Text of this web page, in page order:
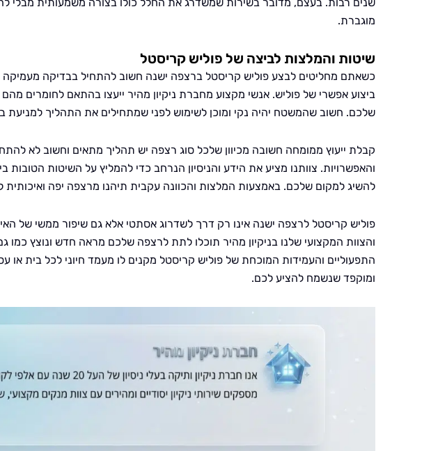
מוגברת.
שיטות והמלצות לביצה של פוליש קריסטל
כשאתם מחליטים לבצע פוליש קריסטל ברצפה ישנה חשוב להתחיל בבדיקה
ביצוע אפשרי של פוליש. אנשי מקצוע מחברת ניקיון מהיר ייעצו בהתאם לחומרים
שלכם. חשוב שהמשטח יהיה נקי ומוכן לשימוש לפני שמתחילים את התהליך למניעת
קבלת ייעוץ ממומחה חשובה מכיוון שלכל סוג רצפה יש תהליך מתאים וחשוב לא
והאפשרויות. צוותנו מציע את הידע והניסיון הנרחב כדי להמליץ על השיטות
להשיג למקום שלכם. באמצעות המלצות והכוונה עקבית תיהנו מרצפה יפה
פוליש קריסטל לרצפה ישנה אינו רק דרך לשדרוג אסתטי אלא גם שיפור ממשי של
והצוות המקצועי שלנו בניקיון מהיר תוכלו לתת לרצפה שלכם מראה חדש ונוצץ כמו
התפעוליים והעמידות המוכחת של פוליש קריסטל מקנים לו מעמד חיוני לכל בית או
ומוקפד שנשמח להציע לכם.